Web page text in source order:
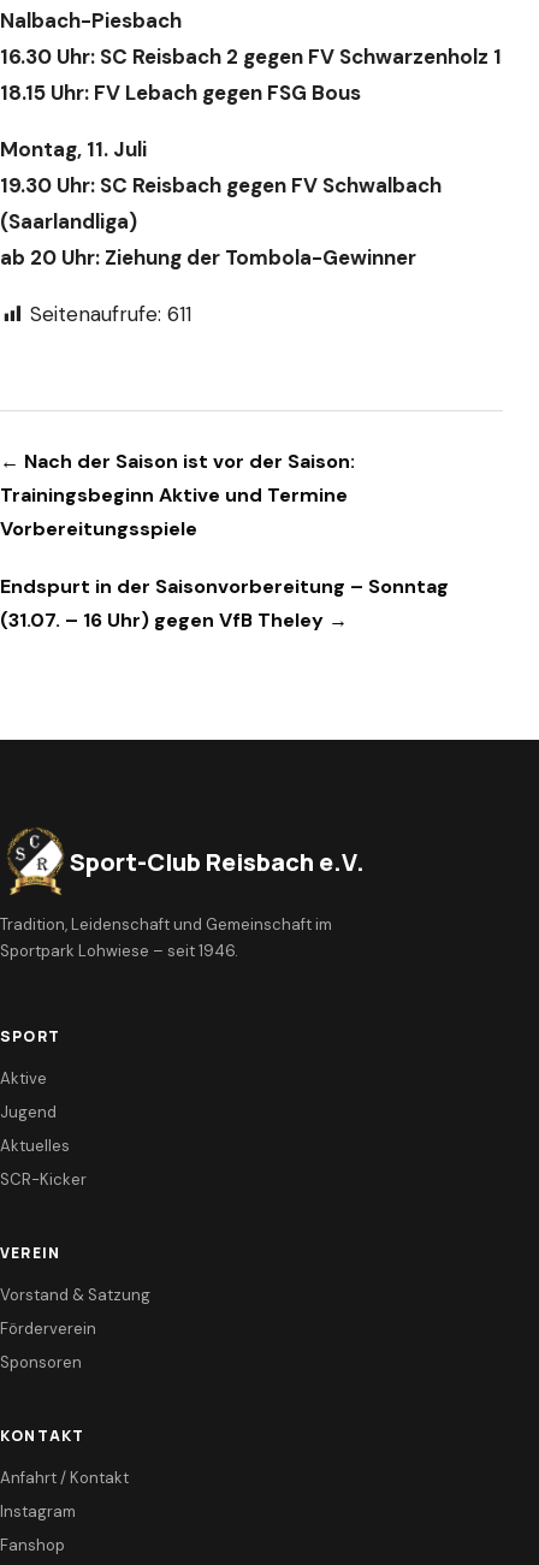
Nalbach-Piesbach
16.30 Uhr: SC Reisbach 2 gegen FV Schwarzenholz 1
18.15 Uhr: FV Lebach gegen FSG Bous
Montag, 11. Juli
19.30 Uhr: SC Reisbach gegen FV Schwalbach
(Saarlandliga)
ab 20 Uhr: Ziehung der Tombola-Gewinner
Seitenaufrufe: 611
Beitragsnavigation
← Nach der Saison ist vor der Saison:
Trainingsbeginn Aktive und Termine
Vorbereitungsspiele
Endspurt in der Saisonvorbereitung – Sonntag
(31.07. – 16 Uhr) gegen VfB Theley →
Sport-Club Reisbach e.V.
Tradition, Leidenschaft und Gemeinschaft im
Sportpark Lohwiese – seit 1946.
SPORT
Aktive
Jugend
Aktuelles
SCR-Kicker
VEREIN
Vorstand & Satzung
Förderverein
Sponsoren
KONTAKT
Anfahrt / Kontakt
Instagram
Fanshop